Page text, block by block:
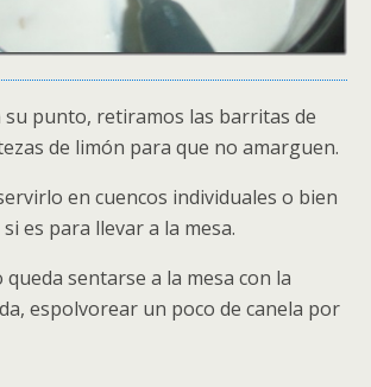
su punto, retiramos las barritas de
de limón para que no amarguen.
en cuencos individuales o bien
es para llevar a la mesa.
sentarse a la mesa con la
espolvorear un poco de canela por